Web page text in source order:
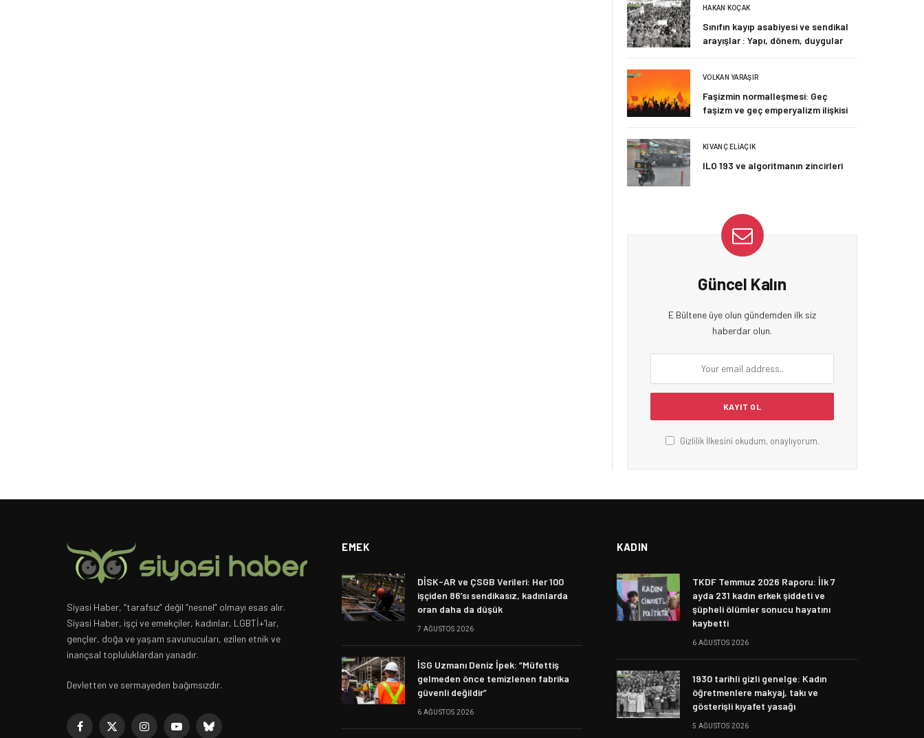
HAKAN KOÇAK
Sınıfın kayıp asabiyesi ve sendikal
arayışlar : Yapı, dönem, duygular
VOLKAN YARAŞIR
Faşizmin normalleşmesi: Geç
faşizm ve geç emperyalizm ilişkisi
KIVANÇ ELIAÇIK
ILO 193 ve algoritmanın zincirleri
Güncel Kalın
E Bültene üye olun gündemden ilk siz
haberdar olun.
Gizlilik İlkesini okudum, onaylıyorum.
Siyasi Haber, “tarafsız” değil “nesnel” olmayı esas alır.
Siyasi Haber, işçi ve emekçiler, kadınlar, LGBTİ+’lar,
gençler, doğa ve yaşam savunucuları, ezilen etnik ve
inançsal topluluklardan yanadır.
Devletten ve sermayeden bağımsızdır.
Facebook
X InstagramYouTubeBluesky
EMEK
DİSK-AR ve ÇSGB Verileri: Her 100
işçiden 86’sı sendikasız, kadınlarda
oran daha da düşük
7 AĞUSTOS 2026
İSG Uzmanı Deniz İpek: “Müfettiş
gelmeden önce temizlenen fabrika
güvenli değildir”
6 AĞUSTOS 2026
KADIN
TKDF Temmuz 2026 Raporu: İlk 7
ayda 231 kadın erkek şiddeti ve
şüpheli ölümler sonucu hayatını
kaybetti
6 AĞUSTOS 2026
1930 tarihli gizli genelge: Kadın
öğretmenlere makyaj, takı ve
gösterişli kıyafet yasağı
5 AĞUSTOS 2026